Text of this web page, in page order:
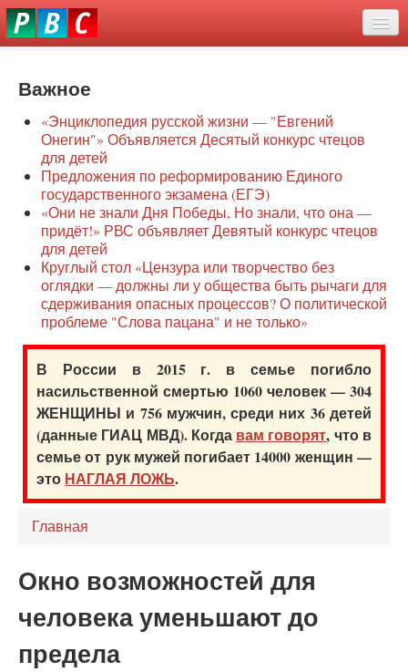
Перейти
к
О нас
Защита семей
Образование
Наше сопротивление
Регионы
Видео
Важное
«Энциклопедия русской жизни — "Евгений
Онегин"» Объявляется Десятый конкурс чтецов
для детей
Предложения по реформированию Единого
государственного экзамена (ЕГЭ)
«Они не знали Дня Победы, Но знали, что она —
придёт!» РВС объявляет Девятый конкурс чтецов
для детей
Круглый стол «Цензура или творчество без
оглядки — должны ли у общества быть рычаги для
сдерживания опасных процессов? О политической
проблеме "Слова пацана" и не только»
В России в 2015 г. в семье погибло
насильственной смертью 1060 человек — 304
ЖЕНЩИНЫ и 756 мужчин, среди них 36 детей
(данные ГИАЦ МВД). Когда вам говорят, что в
семье от рук мужей погибает 14000 женщин —
это НАГЛАЯ ЛОЖЬ.
Главная
Окно возможностей для
человека уменьшают до
предела